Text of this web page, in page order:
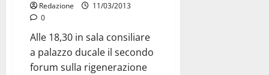
Redazione
11/03/2013
0
Alle 18,30 in sala consiliare
a palazzo ducale il secondo
forum sulla rigenerazione